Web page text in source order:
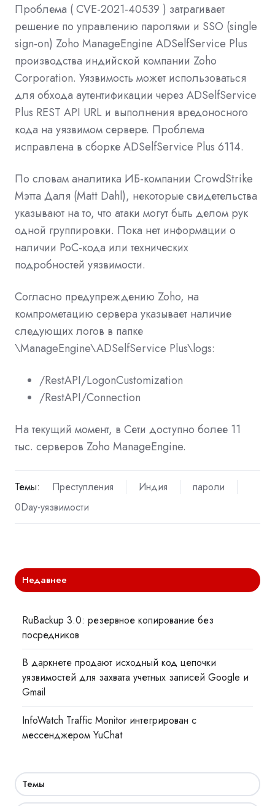
Проблема ( CVE-2021-40539 ) затрагивает
решение по управлению паролями и SSO (single
sign-on) Zoho ManageEngine ADSelfService Plus
производства индийской компании Zoho
Corporation. Уязвимость может использоваться
для обхода аутентификации через ADSelfService
Plus REST API URL и выполнения вредоносного
кода на уязвимом сервере. Проблема
исправлена в сборке ADSelfService Plus 6114.
По словам аналитика ИБ-компании CrowdStrike
Мэтта Даля (Matt Dahl), некоторые свидетельства
указывают на то, что атаки могут быть делом рук
одной группировки. Пока нет информации о
наличии PoC-кода или технических
подробностей уязвимости.
Согласно предупреждению Zoho, на
компрометацию сервера указывает наличие
следующих логов в папке
\ManageEngine\ADSelfService Plus\logs:
/RestAPI/LogonCustomization
/RestAPI/Connection
На текущий момент, в Сети доступно более 11
тыс. серверов Zoho ManageEngine.
Темы: Преступления Индия
пароли
0Day-уязвимости
Недавнее
RuBackup 3.0: резервное копирование без
посредников
В даркнете продают исходный код цепочки
уязвимостей для захвата учетных записей Google и
Gmail
InfoWatch Traffic Monitor интегрирован с
мессенджером YuChat
Темы